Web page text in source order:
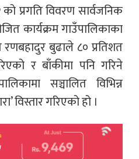
प्रगति विवरण सार्वजनिक
कार्यक्रम गाउँपालिकाका
बुढाले ८० प्रतिशत
र बाँकीमा पनि गरिने
सञ्चालित विभिन्न
विस्तार गरिएको हो ।